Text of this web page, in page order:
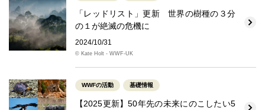
「レッドリスト」更新 世界の樹種の３分
の１が絶滅の危機に
2024/10/31
© Kate Holt - WWF-UK
WWFの活動 基礎情報
【2025更新】50年先の未来にのこしたい5